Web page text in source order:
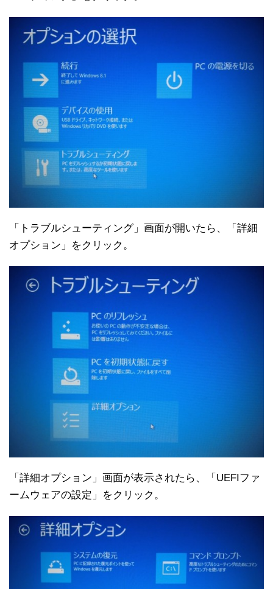
「トラブルシューティング」画面が開いたら、「詳細
オプション」をクリック。
「詳細オプション」画面が表示されたら、「UEFIファ
ームウェアの設定」をクリック。